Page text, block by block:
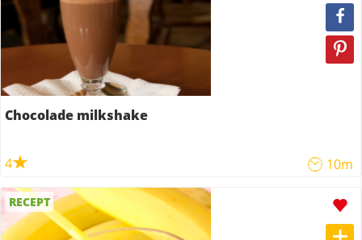
Chocolade milkshake
4 10m
RECEPT